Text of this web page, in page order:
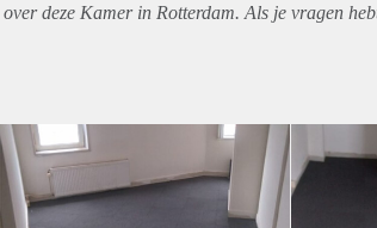
deze Kamer in Rotterdam. Als je vragen